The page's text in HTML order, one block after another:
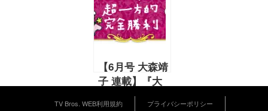
菜！
ジョン【2022
年3月連載「こ
れから芸人百
景」第9回ニッ
ポンの社長】
【6月号 大森靖
子 連載】『大
森靖子の超一方
TV Bros. WEB利用規約 プライバシーポリシー